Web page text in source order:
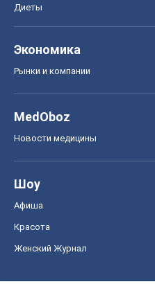
Диеты
Экономика
Рынки и компании
MedOboz
Новости медицины
Шоу
Афиша
Красота
Женский Журнал